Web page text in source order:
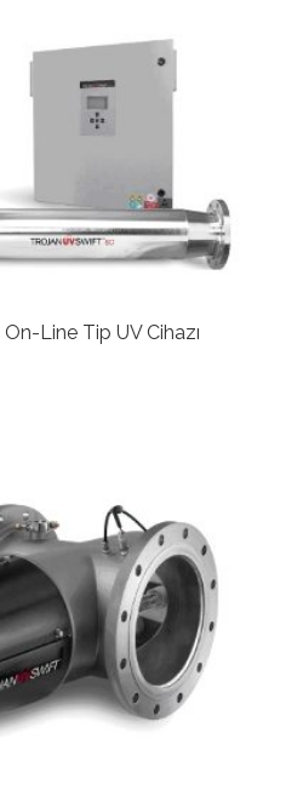
Line Tip UV Cihazı